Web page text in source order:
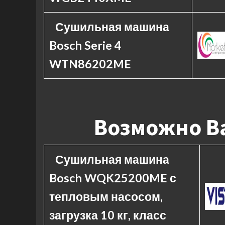
Сушильная машина
Bosch Serie 4
WTN86202ME
Возможно
Сушильная машина
Bosch WQK25200ME с
тепловым насосом,
загрузка 10 кг, класс